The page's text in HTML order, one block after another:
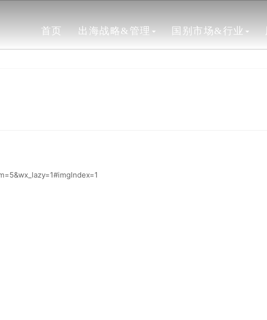
首页 出海战略&管理 国别市场&行业